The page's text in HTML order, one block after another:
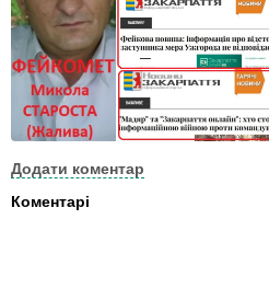
Додати коментар
Коментарі